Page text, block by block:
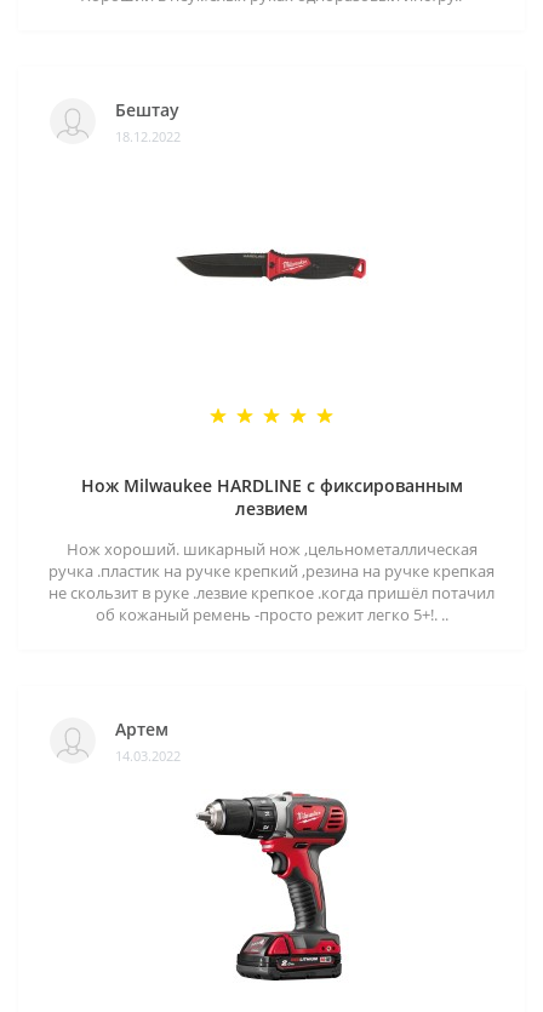
Бештау
18.12.2022
Нож Milwaukee HARDLINE с фиксированным
лезвием
Нож хороший. шикарный нож ,цельнометаллическая
ручка .пластик на ручке крепкий ,резина на ручке крепкая
не скользит в руке .лезвие крепкое .когда пришёл потачил
об кожаный ремень -просто режит легко 5+!. ..
Артем
14.03.2022